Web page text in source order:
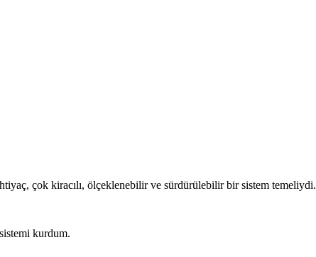
çok kiracılı, ölçeklenebilir ve sürdürülebilir bir sistem temeliydi.
kurdum.